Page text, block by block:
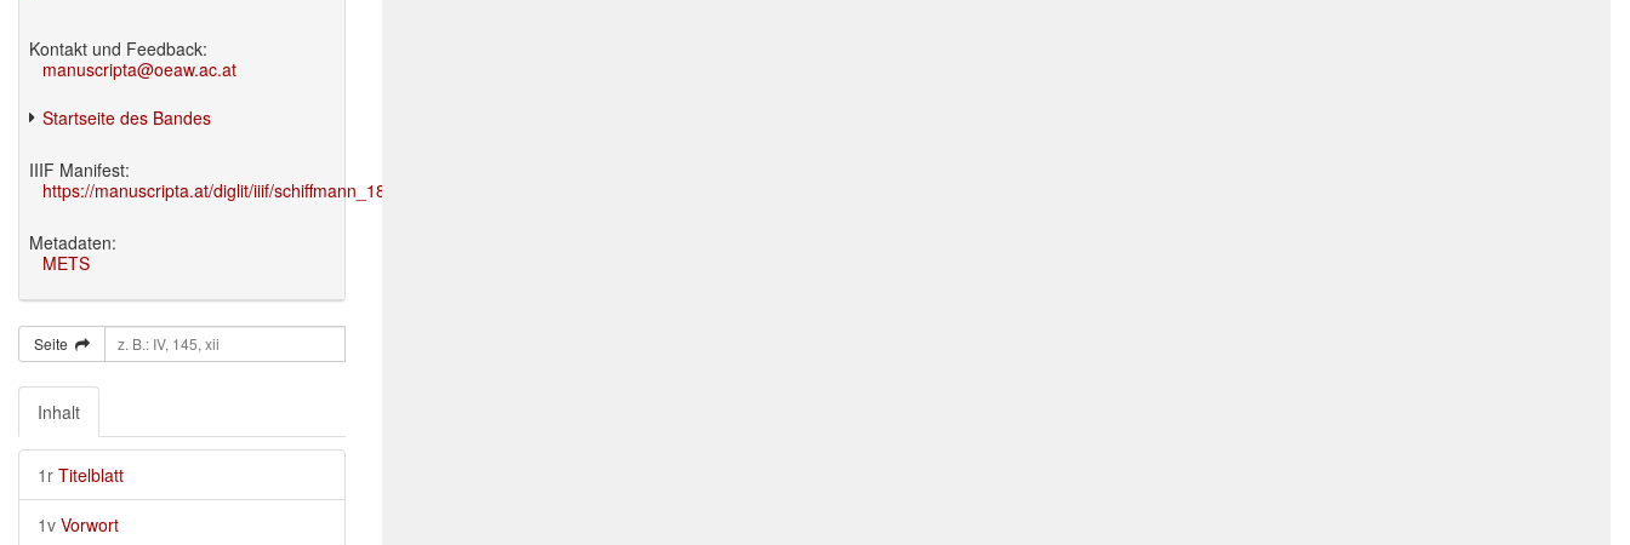
Kontakt und Feedback:
manuscripta@oeaw.ac.at
Startseite des Bandes
IIIF Manifest:
https://manuscripta.at/diglit/iiif/schiffmann_1895/manifest.json
Metadaten:
METS
Seite
Inhalt
1r Titelblatt
1v Vorwort